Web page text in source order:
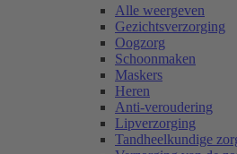
Alle weergeven
Gezichtsverzorging
Oogzorg
Schoonmaken
Maskers
Heren
Anti-veroudering
Lipverzorging
Tandheelkundige